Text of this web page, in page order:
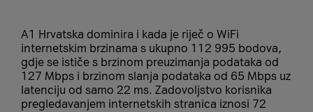
A1 Hrvatska dominira i kada je riječ o WiFi
internetskim brzinama s ukupno 112 995 bodova,
gdje se ističe s brzinom preuzimanja podataka od
127 Mbps i brzinom slanja podataka od 65 Mbps uz
latenciju od samo 22 ms. Zadovoljstvo korisnika
pregledavanjem internetskih stranica iznosi 72